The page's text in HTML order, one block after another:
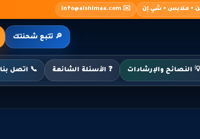
• ملابس • شي إن ✉️ info@alshimaa.com
النصائح والإرشادات ❓ الأسئلة الشائعة 📞 اتصل بنا
🔎 تتبع شحنتك